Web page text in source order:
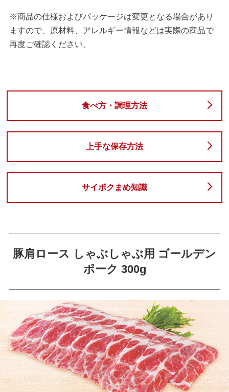
※商品の仕様およびパッケージは変更となる場合があり
ますので、原材料、アレルギー情報などは実際の商品で
再度ご確認ください。
食べ方・調理方法
上手な保存方法
サイボクまめ知識
豚肩ロース しゃぶしゃぶ用 ゴールデン
ポーク 300g